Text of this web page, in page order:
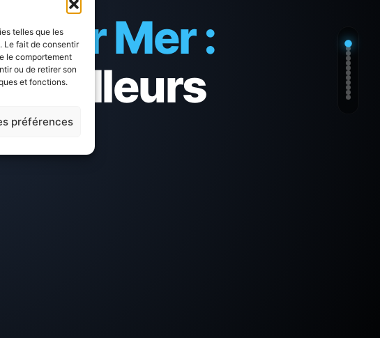
telles que les
Le fait de consentir
le comportement
ou de retirer son
et fonctions.
préférences
sur Mer :
meilleurs